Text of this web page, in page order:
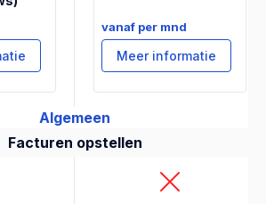
vanaf per mnd
Meer informatie
Algemeen
Facturen opstellen